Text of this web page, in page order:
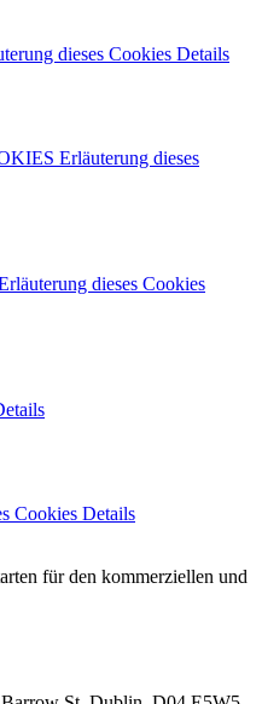
dieses Cookies Details
Erläuterung dieses
dieses Cookies
Cookies Details
für den kommerziellen und